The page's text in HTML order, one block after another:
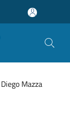
Diego Mazza